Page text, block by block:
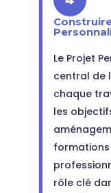
Le Projet
central de
chaque
les
rôle clé